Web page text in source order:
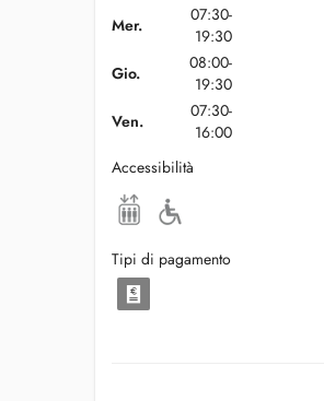
Mer.
07:30-
19:30
Gio.
08:00-
19:30
Ven.
07:30-
16:00
Accessibilità
Tipi di pagamento